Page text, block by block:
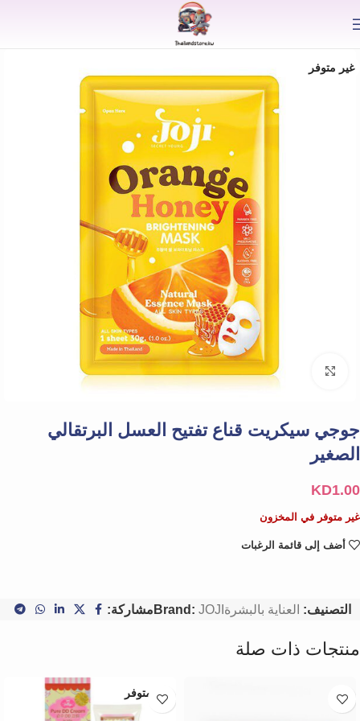
غير متوفر
Click to enlarge
جوجي سيكريت قناع تفتيح العسل البرتقالي
الصغير
KD1.00
غير متوفر في المخزون
أضف إلى قائمة الرغبات
التصنيف: العناية بالبشرة Brand: JOJI مشاركة:
منتجات ذات صلة
غير متوفر